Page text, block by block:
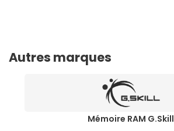
Autres marques
Mémoire RAM G.Skill